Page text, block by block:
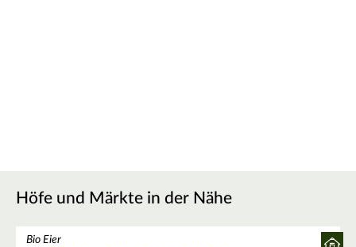
Höfe und Märkte in der Nähe
Bio Eier